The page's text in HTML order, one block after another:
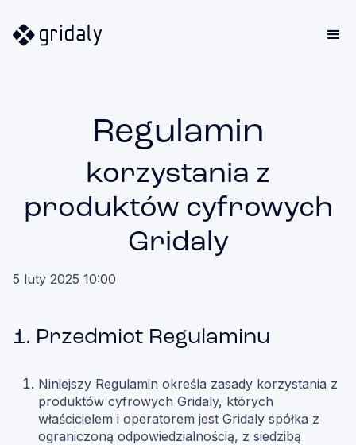
Regulamin
korzystania z
produktów cyfrowych
Gridaly
5 luty 2025 10:00
1. Przedmiot Regulaminu
Niniejszy Regulamin określa zasady korzystania z
produktów cyfrowych Gridaly, których
właścicielem i operatorem jest Gridaly spółka z
ograniczoną odpowiedzialnością, z siedzibą